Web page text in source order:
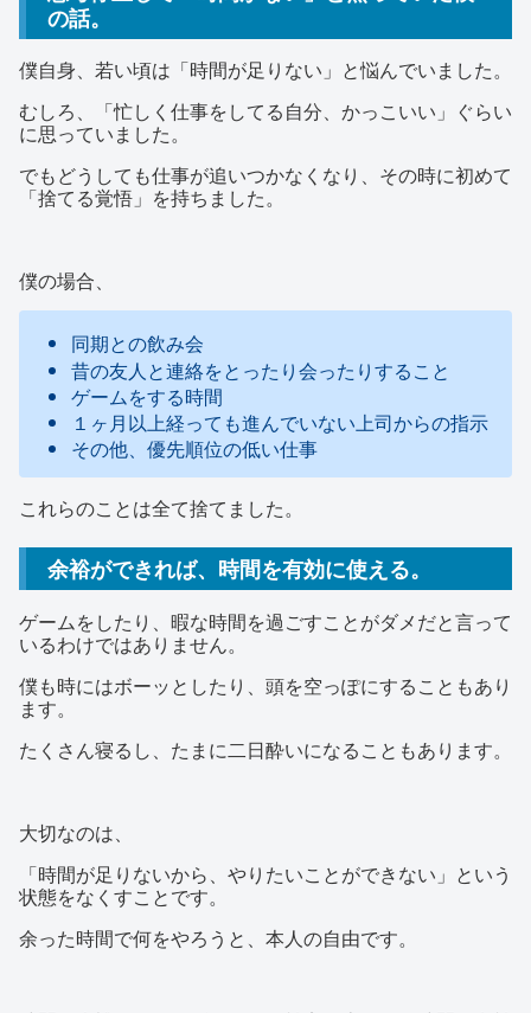
の話。
僕自身、若い頃は「時間が足りない」と悩んでいました。
むしろ、「忙しく仕事をしてる自分、かっこいい」ぐらい
に思っていました。
でもどうしても仕事が追いつかなくなり、その時に初めて
「捨てる覚悟」を持ちました。
僕の場合、
同期との飲み会
昔の友人と連絡をとったり会ったりすること
ゲームをする時間
１ヶ月以上経っても進んでいない上司からの指示
その他、優先順位の低い仕事
これらのことは全て捨てました。
余裕ができれば、時間を有効に使える。
ゲームをしたり、暇な時間を過ごすことがダメだと言って
いるわけではありません。
僕も時にはボーッとしたり、頭を空っぽにすることもあり
ます。
たくさん寝るし、たまに二日酔いになることもあります。
大切なのは、
「時間が足りないから、やりたいことができない」という
状態をなくすことです。
余った時間で何をやろうと、本人の自由です。